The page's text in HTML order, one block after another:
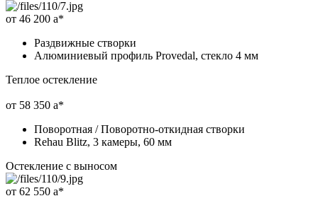
от 46 200 a*
Раздвижные створки
Алюминиевый профиль Provedal, стекло 4 мм
Теплое остекление
от 58 350 a*
Поворотная / Поворотно-откидная створки
Rehau Blitz, 3 камеры, 60 мм
Остекление с выносом
от 62 550 a*